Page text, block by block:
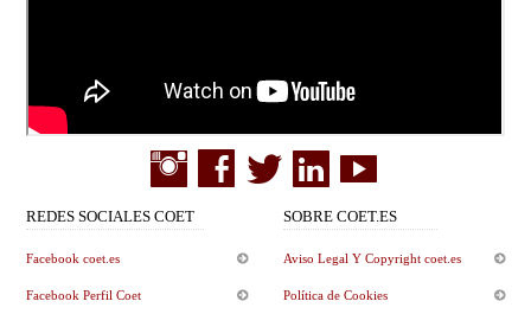
REDES SOCIALES COET
Facebook coet.es
Facebook Perfil Coet
SOBRE COET.ES
Aviso Legal Y Copyright coet.es
Política de Cookies